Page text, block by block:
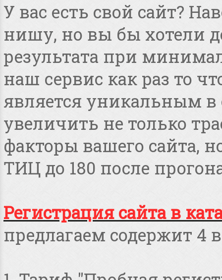
У вас есть свой сайт?
нишу, но вы бы хотели
результата при
наш сервис как раз то
является уникальным в
увеличить не только
факторы вашего сайта,
ТИЦ до 180 после
Регистрация сайта в
предлагаем содержит 4